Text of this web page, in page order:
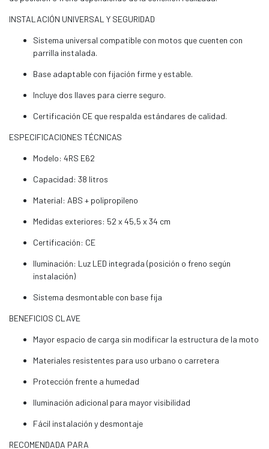
INSTALACIÓN UNIVERSAL Y SEGURIDAD
Sistema universal compatible con motos que cuenten con
parrilla instalada.
Base adaptable con fijación firme y estable.
Incluye dos llaves para cierre seguro.
Certificación CE que respalda estándares de calidad.
ESPECIFICACIONES TÉCNICAS
Modelo: 4RS E62
Capacidad: 38 litros
Material: ABS + polipropileno
Medidas exteriores: 52 x 45,5 x 34 cm
Certificación: CE
Iluminación: Luz LED integrada (posición o freno según
instalación)
Sistema desmontable con base fija
BENEFICIOS CLAVE
Mayor espacio de carga sin modificar la estructura de la moto
Materiales resistentes para uso urbano o carretera
Protección frente a humedad
Iluminación adicional para mayor visibilidad
Fácil instalación y desmontaje
RECOMENDADA PARA